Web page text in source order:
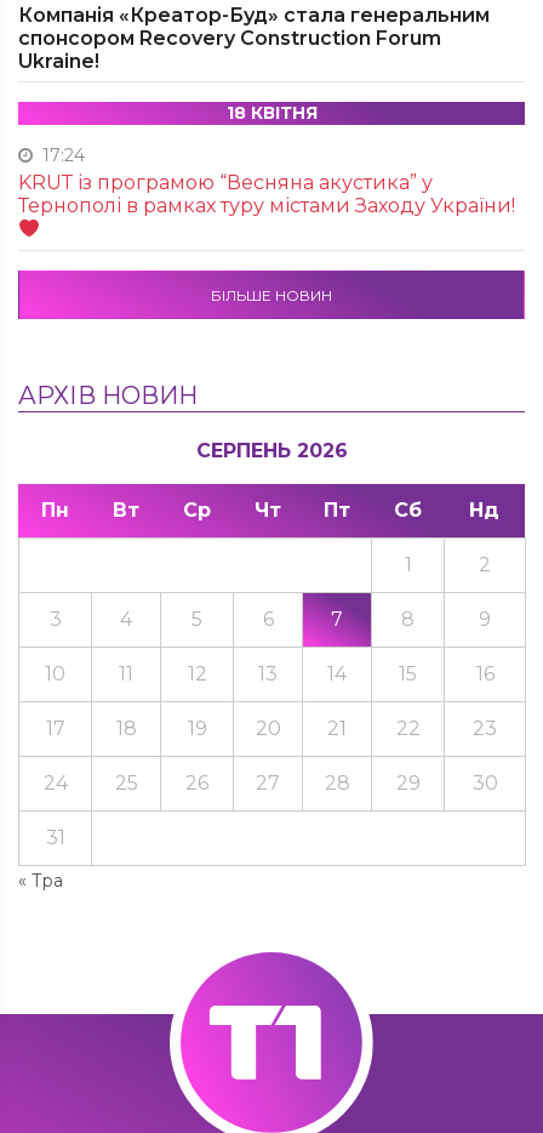
Компанія «Креатор-Буд» стала генеральним
спонсором Recovery Construction Forum
Ukraine!
18 КВІТНЯ
17:24
KRUТ із програмою “Весняна акустика” у
Тернополі в рамках туру містами Заходу України!
БІЛЬШЕ НОВИН
АРХІВ НОВИН
СЕРПЕНЬ 2026
Пн Вт Ср Чт Пт Сб Нд
« Тра
1 2
3 4 5 6 7 8 9
10 11 12 13 14 15 16
17 18 19 20 21 22 23
24 25 26 27 28 29 30
31